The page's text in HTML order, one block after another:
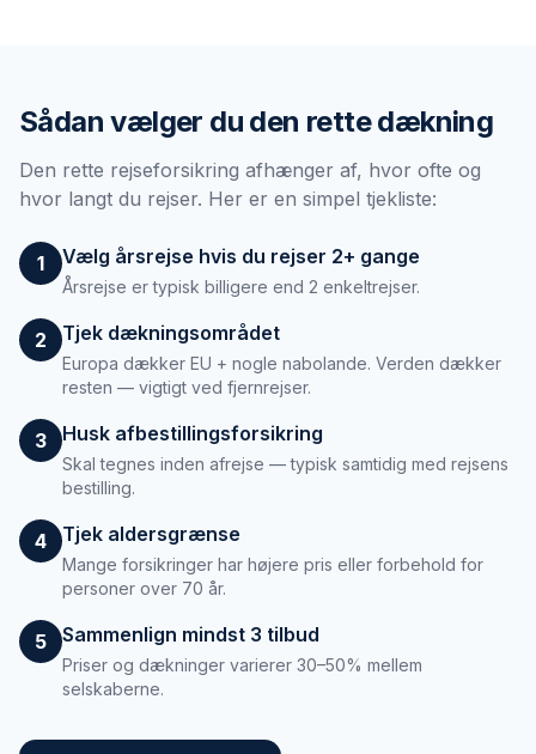
Sådan vælger du den rette dækning
Den rette rejseforsikring afhænger af, hvor ofte og
hvor langt du rejser. Her er en simpel tjekliste:
1 Vælg årsrejse hvis du rejser 2+ gange
Årsrejse er typisk billigere end 2 enkeltrejser.
2 Tjek dækningsområdet
Europa dækker EU + nogle nabolande. Verden dækker
resten — vigtigt ved fjernrejser.
3 Husk afbestillingsforsikring
Skal tegnes inden afrejse — typisk samtidig med rejsens
bestilling.
4 Tjek aldersgrænse
Mange forsikringer har højere pris eller forbehold for
personer over 70 år.
5 Sammenlign mindst 3 tilbud
Priser og dækninger varierer 30–50% mellem
selskaberne.